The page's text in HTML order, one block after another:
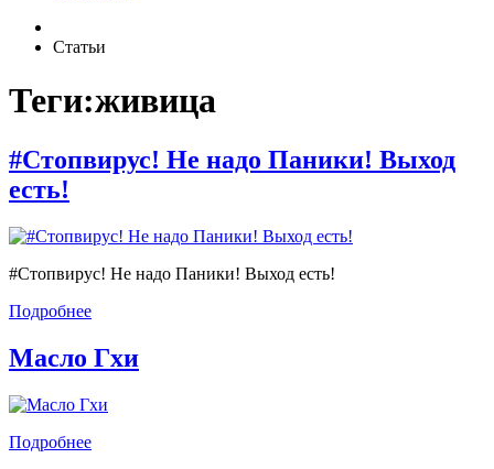
Статьи
Теги:живица
#Стопвирус! Не надо Паники! Выход
есть!
#Стопвирус! Не надо Паники! Выход есть!
Подробнее
Масло Гхи
Подробнее